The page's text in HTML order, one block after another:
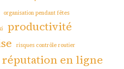
organisation pendant fêtes
productivité
risques contrôle routier
réputation en ligne